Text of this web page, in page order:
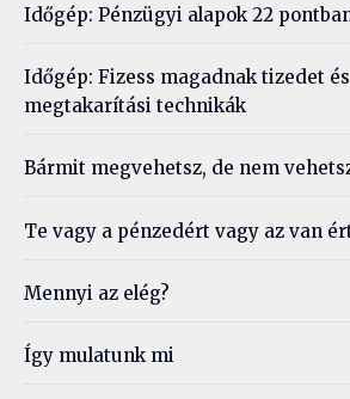
Időgép: Pénzügyi alapok 22
Időgép: Fizess magadnak tizedet
megtakarítási technikák
Bármit megvehetsz, de nem
Te vagy a pénzedért vagy az van
Mennyi az elég?
Így mulatunk mi